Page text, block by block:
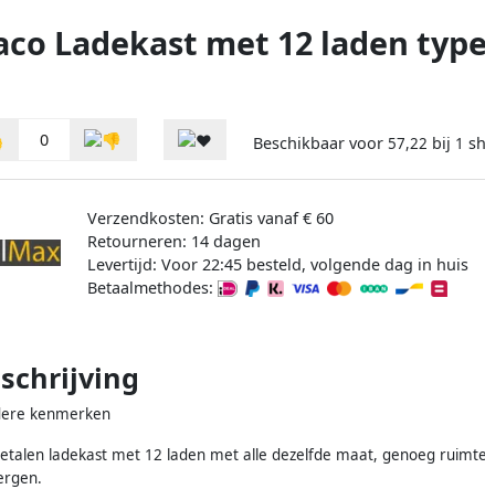
Ladekast met 12 laden
0 Beschikbaar voor 57,22 bij 1
Verzendkosten: Gratis vanaf € 60
Retourneren: 14 dagen
Levertijd: Voor 22:45 besteld, volgende dag in huis
Betaalmethodes:
kenmerken
ladekast met 12 laden met alle dezelfde maat, genoeg